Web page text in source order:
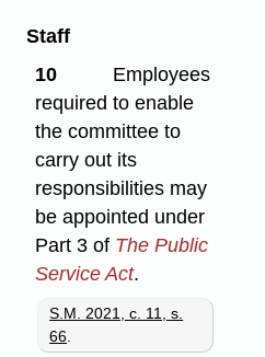
Staff
10
Employees
required to enable
the committee to
carry out its
responsibilities may
be appointed under
Part 3 of The Public
Service Act.
S.M. 2021, c. 11, s.
66